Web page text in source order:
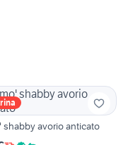
shabby avorio anticato